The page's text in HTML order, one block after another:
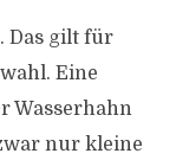
Das gilt für
Eine
Wasserhahn
nur kleine